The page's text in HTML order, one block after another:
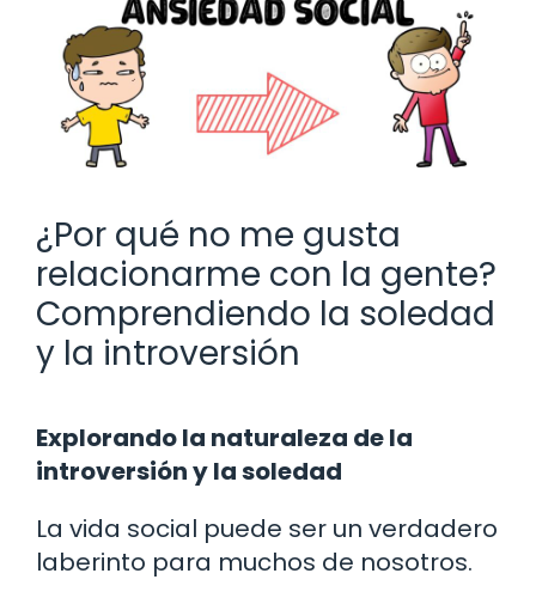
¿Por qué no me gusta
relacionarme con la gente?
Comprendiendo la soledad
y la introversión
Explorando la naturaleza de la
introversión y la soledad
La vida social puede ser un verdadero
laberinto para muchos de nosotros.